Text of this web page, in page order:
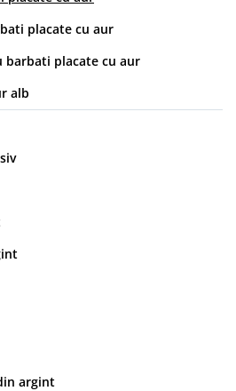
placate cu aur
barbati placate cu aur
alb
argint